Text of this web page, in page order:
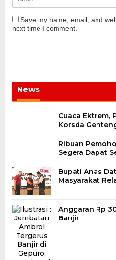
Save my name, email, and
next time I comment.
News
Cuaca Ektrem,
Korsda
Ribuan
Segera Dapat
Bupati Anas
Masyarakat
Anggaran Rp
Banjir